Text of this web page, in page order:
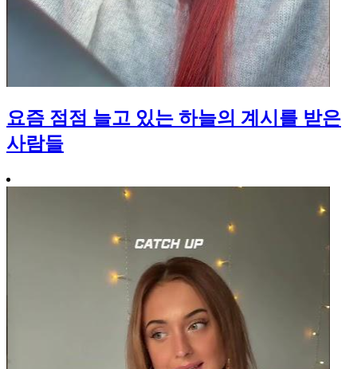
요즘 점점 늘고 있는 하늘의 계시를 받은
사람들